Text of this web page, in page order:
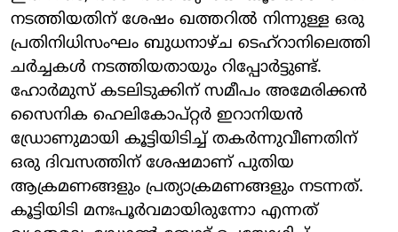
നടത്തിയതിന് ശേഷം ഖത്തറില്‍ നിന്നുള്ള ഒരു
പ്രതിനിധിസംഘം ബുധനാഴ്ച ടെഹ്റാനിലെത്തി
ചര്‍ച്ചകള്‍ നടത്തിയതായും റിപ്പോര്‍ട്ടുണ്ട്.
ഹോര്‍മുസ് കടലിടുക്കിന് സമീപം അമേരിക്കന്‍
സൈനിക ഹെലികോപ്റ്റര്‍ ഇറാനിയന്‍
ഡ്രോണുമായി കൂട്ടിയിടിച്ച് തകര്‍ന്നുവീണതിന്
ഒരു ദിവസത്തിന് ശേഷമാണ് പുതിയ
ആക്രമണങ്ങളും പ്രത്യാക്രമണങ്ങളും നടന്നത്.
കൂട്ടിയിടി മനഃപൂര്‍വമായിരുന്നോ എന്നത്